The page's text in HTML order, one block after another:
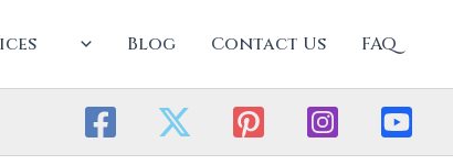
Blog Contact Us FAQ